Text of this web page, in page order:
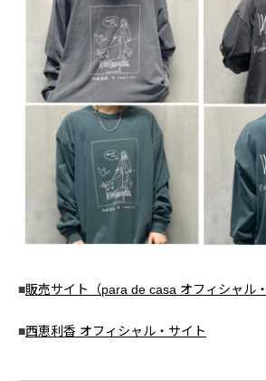
■販売サイト（para de casa オフィシャル・
■西恵利香 オフィシャル・サイト